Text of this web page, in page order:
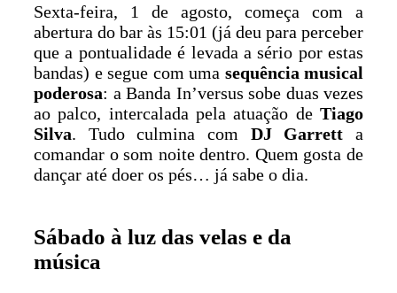
Sexta-feira, 1 de agosto, começa com a
abertura do bar às 15:01 (já deu para perceber
que a pontualidade é levada a sério por estas
bandas) e segue com uma sequência musical
poderosa: a Banda In’versus sobe duas vezes
ao palco, intercalada pela atuação de Tiago
Silva. Tudo culmina com DJ Garrett a
comandar o som noite dentro. Quem gosta de
dançar até doer os pés… já sabe o dia.
Sábado à luz das velas e da
música